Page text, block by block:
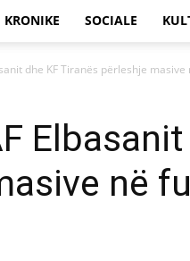
KRONIKE SOCIALE
dhe KF Tiranës përleshje masive
në